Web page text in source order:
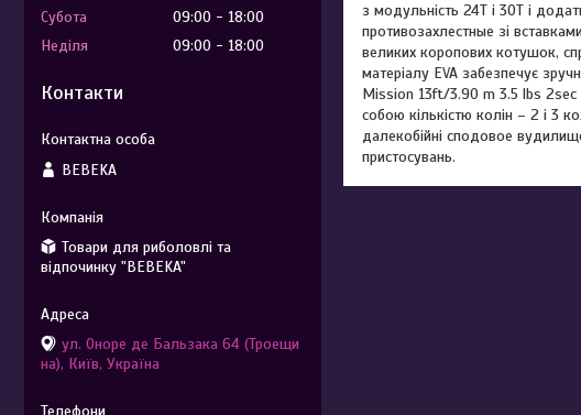
з модульність 24Т і 30Т і
противозахлестные зі
великих коропових котушок,
матеріалу EVA забезпечує
Mission 13ft/3.90 m 3.5 lbs
собою кількістю колін – 2 і 3
далекобійні сподовое
пристосувань.
Субота
09:00
18:00
Неділя
09:00 18:00
Контакти
BEBEKA
Товари для риболовлі та
відпочинку "BEBEKA"
ул. Оноре де Бальзака 64 (Троещи
на), Київ, Україна